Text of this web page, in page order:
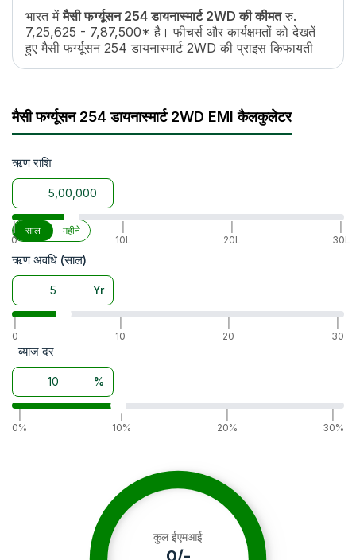
पंप फ्लो
Inline
लंबाई
3642 mm
चौड़ाई
1784 mm
व्हील बेस
1935 / 2035 mm
उठाने की क्षमता
2050 kg
टायर साइज
7.5x16 (Front) and 14.9x28 (Rear)
भारत मेंमैसी फर्ग्यूसन 254 डायनास्मार्ट 2WD की कीमतरु.
7,25,625 - 7,87,500* है। फीचर्स और कार्यक्षमतों को देखतें
हुए मैसी फर्ग्यूसन 254 डायनास्मार्ट 2WD की प्राइस किफायती
किसानों के लिए यह फ़ायदेमंद साबित होता है क्योंकि इस व्हील
ड्राइव की मदद से यह ट्रैक्टर कृषि से जुड़े हर ज़रूरी कामों जैसे
जुताई, बीजो की बुआई, और फसलों की कटाई को अच्छे से कर
सकता है।
इसके साथ-साथ, मैसी फर्ग्यूसन 254 डायनास्मार्ट 2WD सभी कृषि
इम्प्लीमेंट्स जैसे कल्टीवेटर, रोटावेटर, प्लाऊ, आदि के साथ आसानी
से काम कर सकता है।
मैसी फर्ग्यूसन 254 डायनास्मार्ट 2WD EMI कैलकुलेटर
ऋण राशि
|
0
10L
20L
30L
साल महीने
ऋण अवधि (साल)
Yr
0
10
20
30
ब्याज दर
%
0%
|
10%
20%
30%
कुल ईएमआई
0/-